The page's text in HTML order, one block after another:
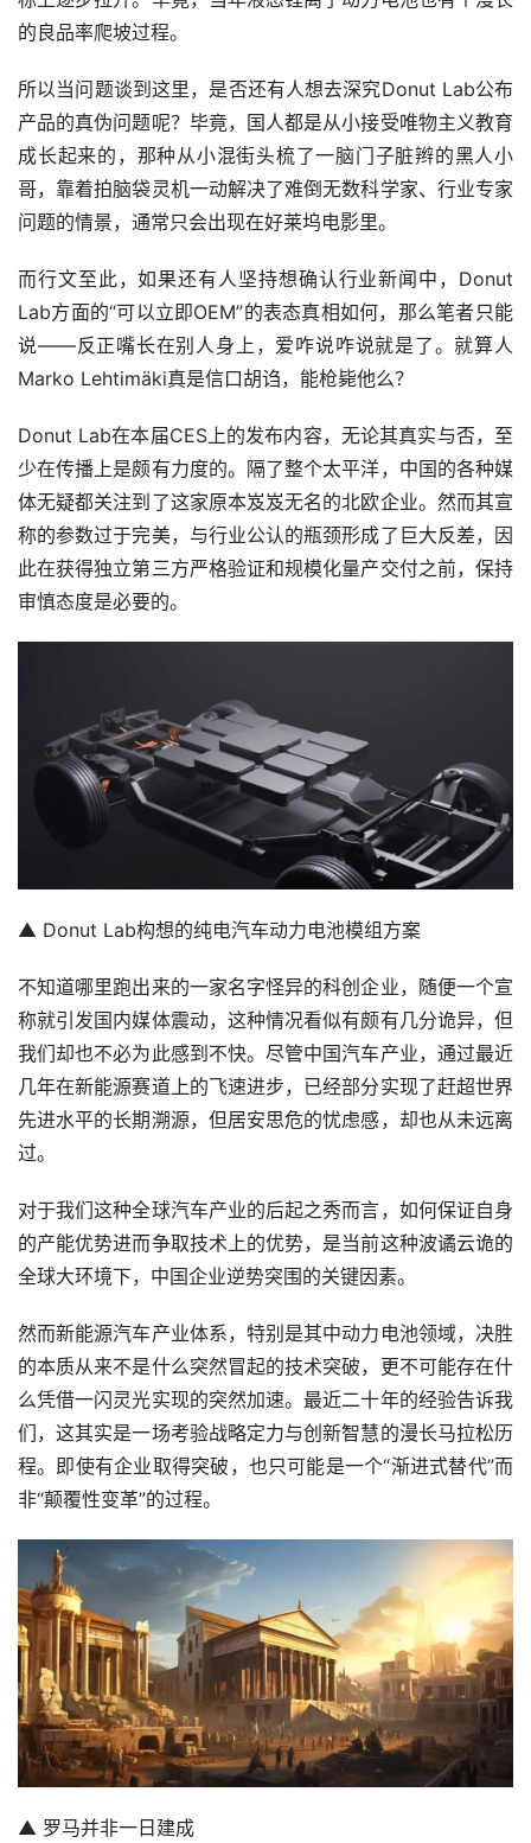
的良品率爬坡过程。
所以当问题谈到这里，是否还有人想去深究Donut Lab公布
产品的真伪问题呢？毕竟，国人都是从小接受唯物主义教育
成长起来的，那种从小混街头梳了一脑门子脏辫的黑人小
哥，靠着拍脑袋灵机一动解决了难倒无数科学家、行业专家
问题的情景，通常只会出现在好莱坞电影里。
而行文至此，如果还有人坚持想确认行业新闻中，Donut
Lab方面的“可以立即OEM”的表态真相如何，那么笔者只能
说——反正嘴长在别人身上，爱咋说咋说就是了。就算人
Marko Lehtimäki真是信口胡诌，能枪毙他么？
Donut Lab在本届CES上的发布内容，无论其真实与否，至
少在传播上是颇有力度的。隔了整个太平洋，中国的各种媒
体无疑都关注到了这家原本岌岌无名的北欧企业。然而其宣
称的参数过于完美，与行业公认的瓶颈形成了巨大反差，因
此在获得独立第三方严格验证和规模化量产交付之前，保持
审慎态度是必要的。
▲ Donut Lab构想的纯电汽车动力电池模组方案
不知道哪里跑出来的一家名字怪异的科创企业，随便一个宣
称就引发国内媒体震动，这种情况看似有颇有几分诡异，但
我们却也不必为此感到不快。尽管中国汽车产业，通过最近
几年在新能源赛道上的飞速进步，已经部分实现了赶超世界
先进水平的长期溯源，但居安思危的忧虑感，却也从未远离
过。
对于我们这种全球汽车产业的后起之秀而言，如何保证自身
的产能优势进而争取技术上的优势，是当前这种波谲云诡的
全球大环境下，中国企业逆势突围的关键因素。
然而新能源汽车产业体系，特别是其中动力电池领域，决胜
的本质从来不是什么突然冒起的技术突破，更不可能存在什
么凭借一闪灵光实现的突然加速。最近二十年的经验告诉我
们，这其实是一场考验战略定力与创新智慧的漫长马拉松历
程。即使有企业取得突破，也只可能是一个“渐进式替代”而
非“颠覆性变革”的过程。
▲ 罗马并非一日建成